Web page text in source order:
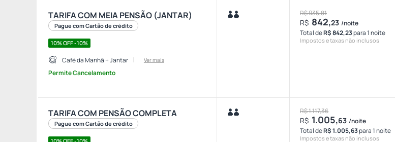
TARIFA COM MEIA PENSÃO (JANTAR)
Pague com Cartão de crédito
10% OFF -10%
Café da Manhã + Jantar Ver mais
Permite Cancelamento
R$ 935,81
R$ 842,23 /noite
Total deR$ 842,23para 1 noite
Impostos e taxas não inclusos
TARIFA COM PENSÃO COMPLETA
Pague com Cartão de crédito
R$ 1.117,36
R$ 1.005,63 /noite
Total deR$ 1.005,63para 1 noite
Impostos e taxas não inclusos